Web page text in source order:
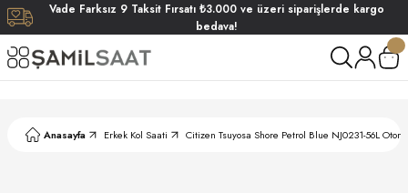
Vade Farksız 9 Taksit Fırsatı ₺3.000 ve üzeri siparişlerde kargo
bedava!
Anasayfa Erkek Kol Saati Citizen Tsuyosa Shore Petrol Blue NJ0231-56L